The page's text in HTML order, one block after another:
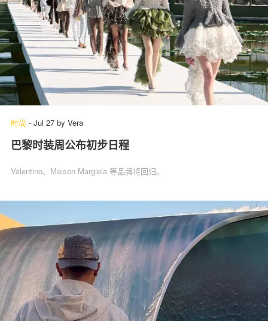
时尚 - Jul 27 by Vera
巴黎时装周公布初步日程
Valentino、Maison Margiela 等品牌将回归。